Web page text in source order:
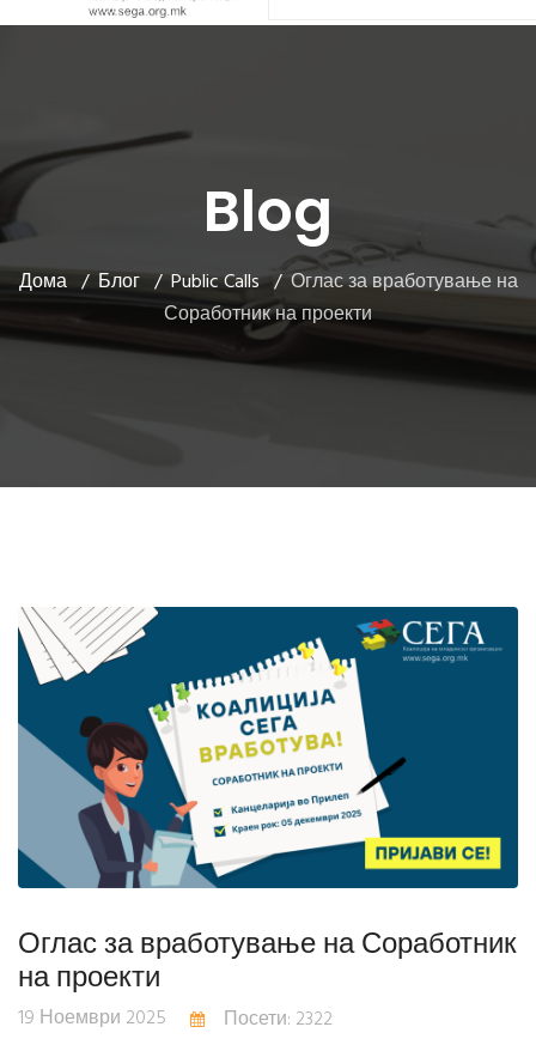
Blog
Дома Блог Public Calls
Оглас за вработување на
Соработник на проекти
Оглас за вработување на Соработник
на проекти
19 Ноември 2025
Посети: 2322